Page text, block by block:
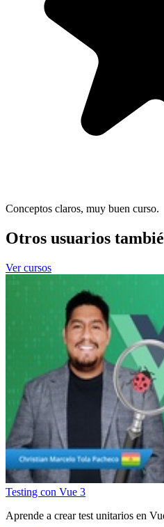
Conceptos claros, muy buen curso.
Otros usuarios
Ver cursos
Testing con Vue 3
Aprende a crear test unitarios en